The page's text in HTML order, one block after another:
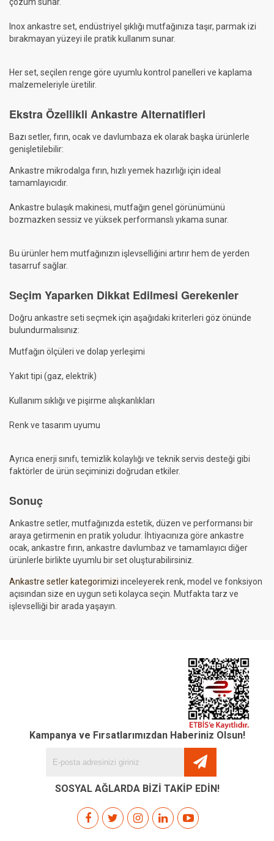
Inox ankastre set, endüstriyel şıklığı mutfağınıza taşır, parmak izi
bırakmayan yüzeyi ile pratik kullanım sunar.
Her set, seçilen renge göre uyumlu kontrol panelleri ve kaplama
malzemeleriyle üretilir.
Ekstra Özellikli Ankastre Alternatifleri
Bazı setler, fırın, ocak ve davlumbaza ek olarak başka ürünlerle
genişletilebilir:
Ankastre mikrodalga fırın, hızlı yemek hazırlığı için ideal
tamamlayıcıdır.
Ankastre bulaşık makinesi, mutfağın genel görünümünü
bozmazken sessiz ve yüksek performanslı yıkama sunar.
Bu ürünler hem mutfağınızın işlevselliğini artırır hem de yerden
tasarruf sağlar.
Seçim Yaparken Dikkat Edilmesi Gerekenler
Doğru ankastre seti seçmek için aşağıdaki kriterleri göz önünde
bulundurmalısınız:
Mutfağın ölçüleri ve dolap yerleşimi
Yakıt tipi (gaz, elektrik)
Kullanım sıklığı ve pişirme alışkanlıkları
Renk ve tasarım uyumu
Ayrıca enerji sınıfı, temizlik kolaylığı ve teknik servis desteği gibi
faktörler de ürün seçiminizi doğrudan etkiler.
Sonuç
Ankastre setler, mutfağınızda estetik, düzen ve performansı bir
araya getirmenin en pratik yoludur. İhtiyacınıza göre ankastre
ocak, ankastre fırın, ankastre davlumbaz ve tamamlayıcı diğer
ürünlerle birlikte uyumlu bir set oluşturabilirsiniz.
Ankastre setler kategorimizi inceleyerek renk, model ve fonksiyon
açısından size en uygun seti kolayca seçin. Mutfakta tarz ve
işlevselliği bir arada yaşayın.
Kampanya ve Fırsatlarımızdan Haberiniz Olsun!
SOSYAL AĞLARDA BİZİ TAKİP EDİN!